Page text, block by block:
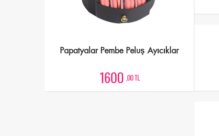
Papatyalar Pembe Peluş Ayıcıklar
1600 ,00 TL